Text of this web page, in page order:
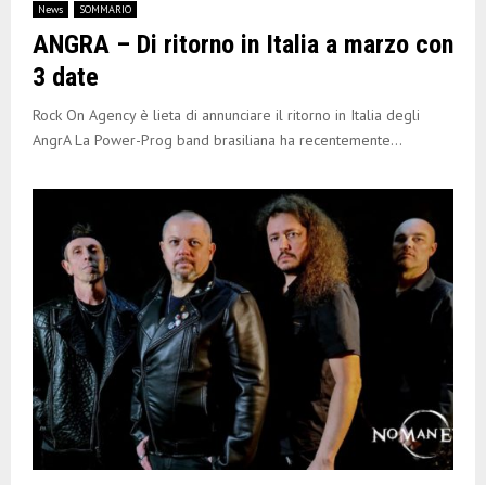
News SOMMARIO
ANGRA – Di ritorno in Italia a marzo con
3 date
Rock On Agency è lieta di annunciare il ritorno in Italia degli
AngrA La Power-Prog band brasiliana ha recentemente...